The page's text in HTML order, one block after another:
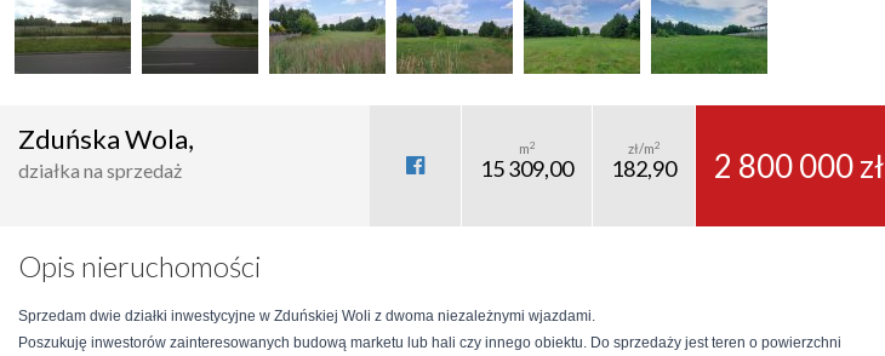
Zduńska Wola,
działka na sprzedaż
m2
15 309,00
zł/m2
182,90 2 800 000 zł
Opis nieruchomości
Sprzedam dwie działki inwestycyjne w Zduńskiej Woli z dwoma niezależnymi wjazdami.
Poszukuję inwestorów zainteresowanych budową marketu lub hali czy innego obiektu. Do sprzedaży jest teren o powierzchni